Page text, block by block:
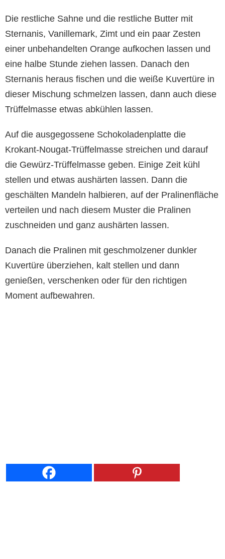
Die restliche Sahne und die restliche Butter mit
Sternanis, Vanillemark, Zimt und ein paar Zesten
einer unbehandelten Orange aufkochen lassen und
eine halbe Stunde ziehen lassen. Danach den
Sternanis heraus fischen und die weiße Kuvertüre in
dieser Mischung schmelzen lassen, dann auch diese
Trüffelmasse etwas abkühlen lassen.
Auf die ausgegossene Schokoladenplatte die
Krokant-Nougat-Trüffelmasse streichen und darauf
die Gewürz-Trüffelmasse geben. Einige Zeit kühl
stellen und etwas aushärten lassen. Dann die
geschälten Mandeln halbieren, auf der Pralinenfläche
verteilen und nach diesem Muster die Pralinen
zuschneiden und ganz aushärten lassen.
Danach die Pralinen mit geschmolzener dunkler
Kuvertüre überziehen, kalt stellen und dann
genießen, verschenken oder für den richtigen
Moment aufbewahren.